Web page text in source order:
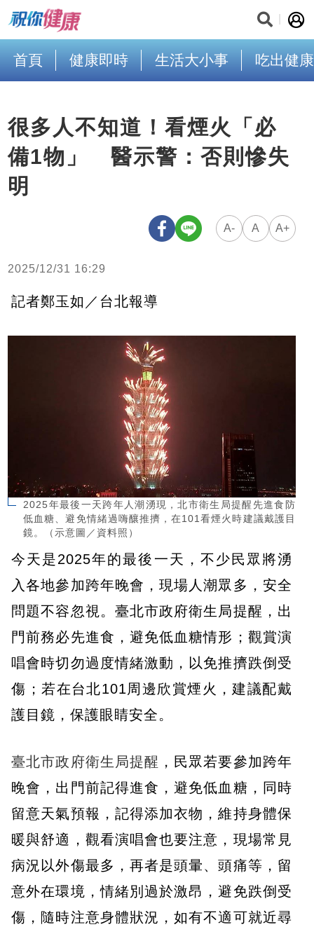
首頁 健康即時 生活大小事 吃出健康
很多人不知道！看煙火「必
備1物」 醫示警：否則慘失
明
A- A A+
2025/12/31 16:29
記者鄭玉如／台北報導
2025年最後一天跨年人潮湧現，北市衛生局提醒先進食防
低血糖、避免情緒過嗨釀推擠，在101看煙火時建議戴護目
鏡。（示意圖／資料照）
今天是2025年的最後一天，不少民眾將湧
入各地參加跨年晚會，現場人潮眾多，安全
問題不容忽視。臺北市政府衛生局提醒，出
門前務必先進食，避免低血糖情形；觀賞演
唱會時切勿過度情緒激動，以免推擠跌倒受
傷；若在台北101周邊欣賞煙火，建議配戴
護目鏡，保護眼睛安全。
臺北市政府衛生局提醒 ，民眾若要參加跨年
晚會，出門前記得進食，避免低血糖，同時
留意天氣預報，記得添加衣物，維持身體保
暖與舒適，觀看演唱會也要注意，現場常見
病況以外傷最多，再者是頭暈、頭痛等，留
意外在環境，情緒別過於激昂，避免跌倒受
傷，隨時注意身體狀況，如有不適可就近尋